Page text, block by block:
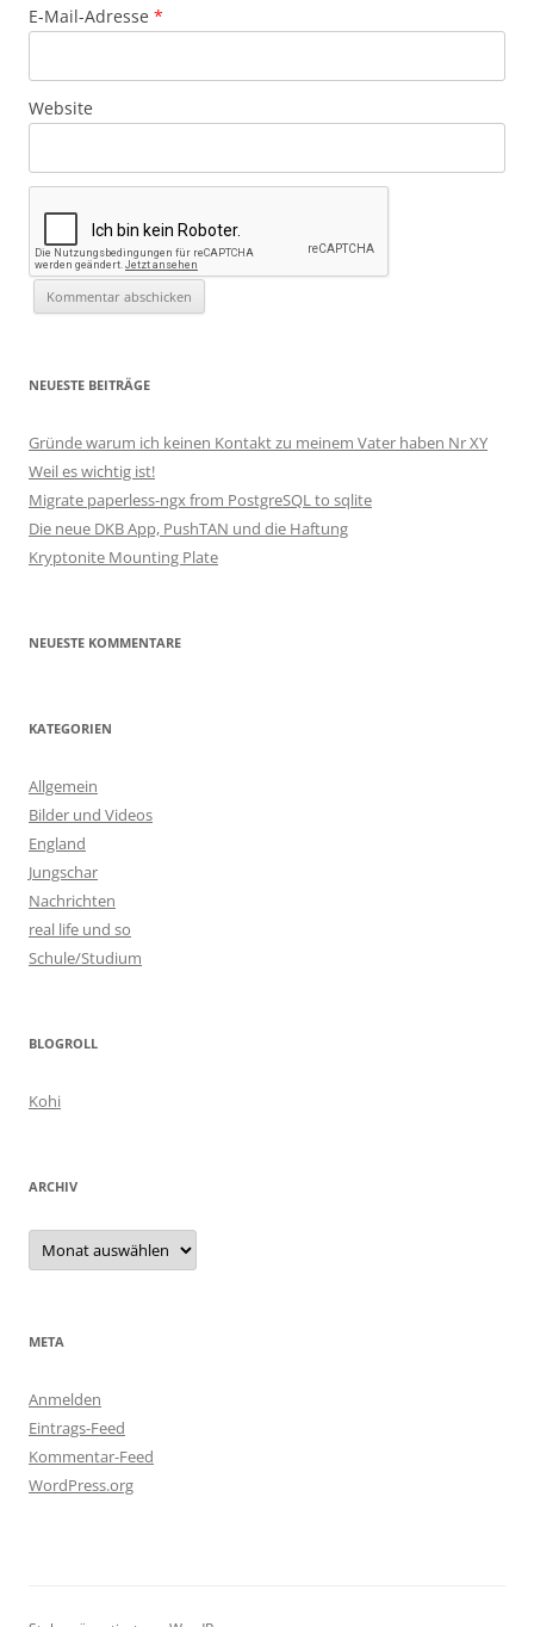
E-Mail-Adresse *
Website
NEUESTE BEITRÄGE
Gründe warum ich keinen Kontakt zu meinem Vater haben Nr XY
Weil es wichtig ist!
Migrate paperless-ngx from PostgreSQL to sqlite
Die neue DKB App, PushTAN und die Haftung
Kryptonite Mounting Plate
NEUESTE KOMMENTARE
KATEGORIEN
Allgemein
Bilder und Videos
England
Jungschar
Nachrichten
real life und so
Schule/Studium
BLOGROLL
Kohi
ARCHIV
Archiv
META
Anmelden
Eintrags-Feed
Kommentar-Feed
WordPress.org